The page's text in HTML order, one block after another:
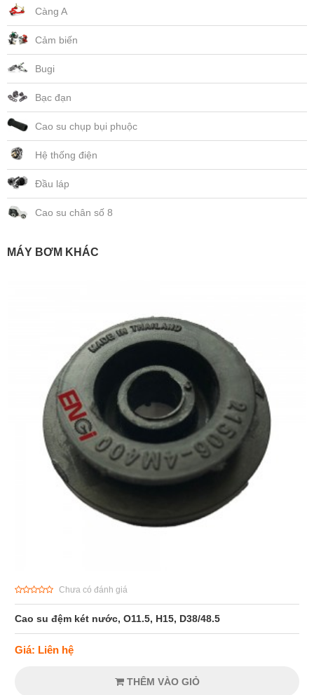
Càng A
Cảm biến
Bugi
Bạc đạn
Cao su chụp bụi phuộc
Hệ thống điện
Đầu láp
Cao su chân số 8
MÁY BƠM KHÁC
Chưa có đánh giá
Cao su đệm két nước, O11.5, H15, D38/48.5
Giá: Liên hệ
THÊM VÀO GIỎ